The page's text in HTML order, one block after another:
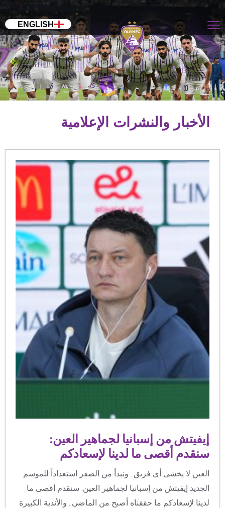
ENGLISH
الأخبار والنشرات الإعلامية
إيفيتش من إسبانيا لجماهير العين:
سنقدم أقصى ما لدينا لإسعادكم
العين لا يخشى أي فريق.. ونبدأ من الصفر استعداداً للموسم
الجديد إيفيتش من إسبانيا لجماهير العين: سنقدم أقصى ما
لدينا لإسعادكم ما حققناه أصبح من الماضي.. والأندية الكبيرة